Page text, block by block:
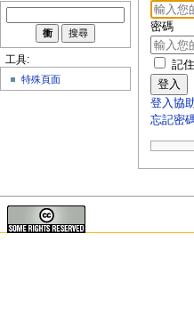
密碼
記
登入
登入協
忘記密
工具:
特殊頁面